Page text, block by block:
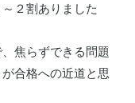
２割ありました
焦らずできる問題
合格への近道と思